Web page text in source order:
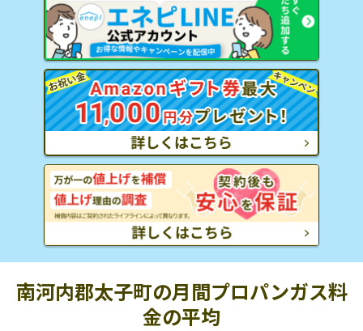
南河内郡太子町の月間プロパンガス料
金の平均